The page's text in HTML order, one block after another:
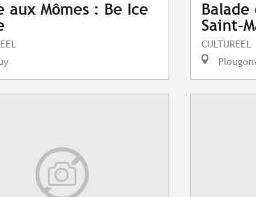
aux Mômes : Be Ice
Saint-
CULTUREEL